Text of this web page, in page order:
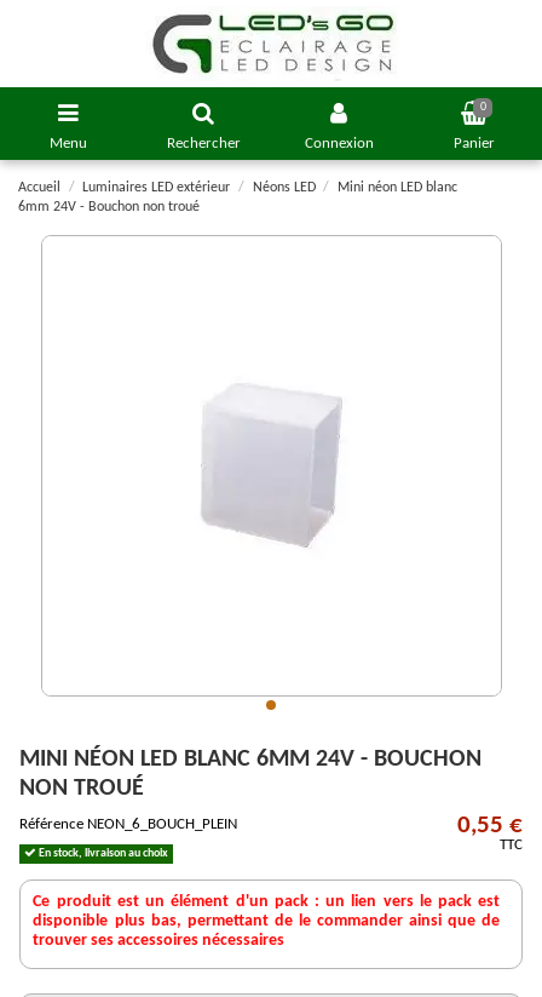
Menu Rechercher Connexion
0
Panier
Accueil Luminaires LED extérieur Néons LED
Mini néon LED blanc
6mm 24V - Bouchon non troué
MINI NÉON LED BLANC 6MM 24V - BOUCHON
NON TROUÉ
Référence NEON_6_BOUCH_PLEIN
En stock, livraison au choix
0,55 €
TTC
Ce produit est un élément d'un pack : un lien vers le pack est
disponible plus bas, permettant de le commander ainsi que de
trouver ses accessoires nécessaires